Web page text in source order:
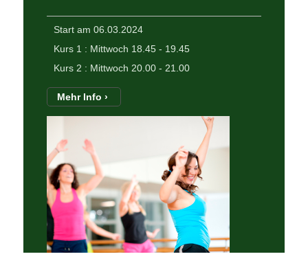
Start am 06.03.2024
Kurs 1 : Mittwoch 18.45 - 19.45
Kurs 2 : Mittwoch 20.00 - 21.00
Mehr Info